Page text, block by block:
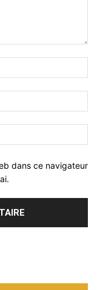
:*
:*
:
dans ce navigateur